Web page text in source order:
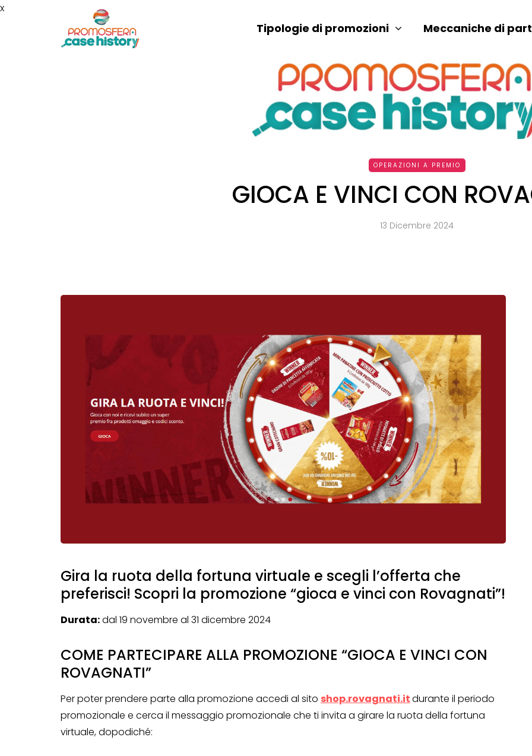
x
Tipologie di promozioni Meccaniche di
OPERAZIONI A PREMIO
GIOCA E VINCI CON
13 Dicembre 2024
Gira la ruota della fortuna virtuale e scegli l’offerta che
preferisci! Scopri la promozione “gioca e vinci con Rovagnati”!
Durata:dal 19 novembre al 31 dicembre 2024
COME PARTECIPARE ALLA PROMOZIONE “GIOCA E VINCI CON
ROVAGNATI”
Per poter prendere parte alla promozione accedi al sito shop.rovagnati.itdurante il periodo
promozionale e cerca il messaggio promozionale che ti invita a girare la ruota della fortuna
virtuale, dopodiché: